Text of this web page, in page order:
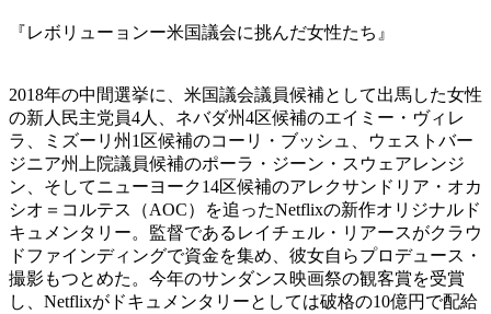
『レボリューョンー米国議会に挑んだ女性たち』
2018年の中間選挙に、米国議会議員候補として出馬した女性
の新人民主党員4人、ネバダ州4区候補のエイミー・ヴィレ
ラ、ミズーリ州1区候補のコーリ・ブッシュ、ウェストバー
ジニア州上院議員候補のポーラ・ジーン・スウェアレンジ
ン、そしてニューヨーク14区候補のアレクサンドリア・オカ
シオ＝コルテス（AOC）を追ったNetflixの新作オリジナルド
キュメンタリー。監督であるレイチェル・リアースがクラウ
ドファインディングで資金を集め、彼女自らプロデュース・
撮影もつとめた。今年のサンダンス映画祭の観客賞を受賞
し、Netflixがドキュメンタリーとしては破格の10億円で配給